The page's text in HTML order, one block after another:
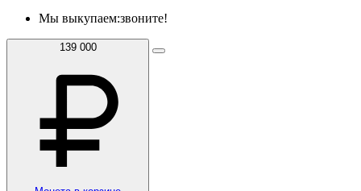
Мы выкупаем:звоните!
139 000